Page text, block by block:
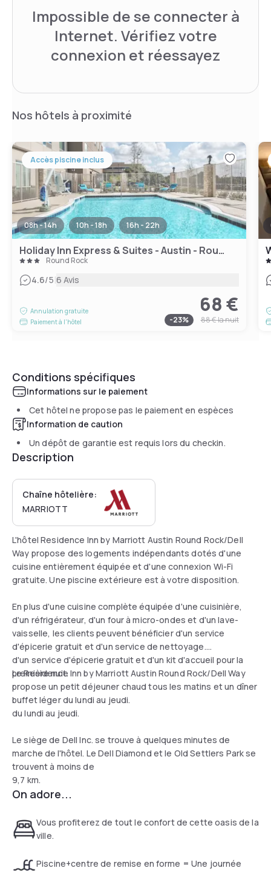
Impossible de se connecter à
Internet. Vérifiez votre
connexion et réessayez
Nos hôtels à proximité
Accès piscine inclus
08h - 14h 10h - 18h 16h - 22h
Holiday Inn Express & Suites - Austin - Round Rock, an IHG Hotel
Round Rock
4.6/5|6 Avis
Annulation gratuite
Paiement à l'hôtel
68 €
-23% 88 €la nuit
Conditions spécifiques
Informations sur le paiement
Cet hôtel ne propose pas le paiement en espèces
Information de caution
Un dépôt de garantie est requis lors du checkin.
Description
Chaîne hôtelière:
MARRIOTT
L'hôtel Residence Inn by Marriott Austin Round Rock/Dell
Way propose des logements indépendants dotés d'une
cuisine entièrement équipée et d'une connexion Wi-Fi
gratuite. Une piscine extérieure est à votre disposition.
En plus d'une cuisine complète équipée d'une cuisinière,
d'un réfrigérateur, d'un four à micro-ondes et d'un lave-
vaisselle, les clients peuvent bénéficier d'un service
d'épicerie gratuit et d'un service de nettoyage.
d'un service d'épicerie gratuit et d'un kit d'accueil pour la
première nuit.
Le Residence Inn by Marriott Austin Round Rock/Dell Way
propose un petit déjeuner chaud tous les matins et un dîner
buffet léger du lundi au jeudi.
du lundi au jeudi.
Le siège de Dell Inc. se trouve à quelques minutes de
marche de l'hôtel. Le Dell Diamond et le Old Settlers Park se
trouvent à moins de
9,7 km.
On adore...
Vous profiterez de tout le confort de cette oasis de la
ville.
Piscine+centre de remise en forme = Une journée